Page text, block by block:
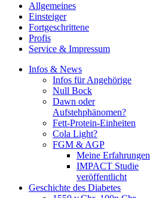
Allgemeines
Einsteiger
Fortgeschrittene
Profis
Service & Impressum
Infos & News
Infos für Angehörige
Null Bock
Dawn oder
Aufstehphänomen?
Fett-Protein-Einheiten
Cola Light?
FGM & AGP
Meine Erfahrungen
IMPACT Studie
veröffentlicht
Geschichte des Diabetes